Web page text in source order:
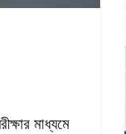
মাধ্যমে